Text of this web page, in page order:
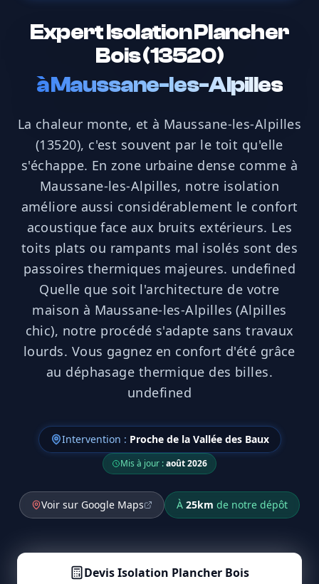
Expert Isolation Plancher
Bois (13520)
àMaussane-les-Alpilles
La chaleur monte, et à Maussane-les-Alpilles
(13520), c'est souvent par le toit qu'elle
s'échappe. En zone urbaine dense comme à
Maussane-les-Alpilles, notre isolation
améliore aussi considérablement le confort
acoustique face aux bruits extérieurs. Les
toits plats ou rampants mal isolés sont des
passoires thermiques majeures. undefined
Quelle que soit l'architecture de votre
maison à Maussane-les-Alpilles (Alpilles
chic), notre procédé s'adapte sans travaux
lourds. Vous gagnez en confort d'été grâce
au déphasage thermique des billes.
undefined
Intervention : Proche de la Vallée des Baux
Mis à jour :août 2026
Voir sur Google Maps À 25km de notre dépôt
DevisIsolation Plancher Bois